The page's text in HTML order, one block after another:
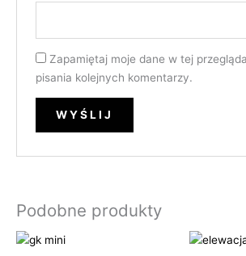
Zapamiętaj moje dane w tej
pisania kolejnych komentarzy.
Podobne produkty